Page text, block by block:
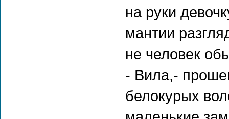
на руки
мантии
не человек
- Вила,-
белокурых